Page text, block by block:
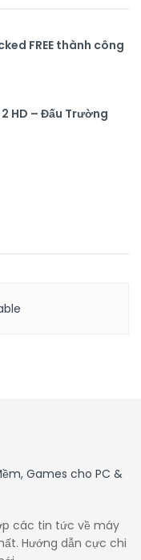
FREE thành công
HD – Đấu Trường
các tin tức về máy
Hướng dẫn cực chi